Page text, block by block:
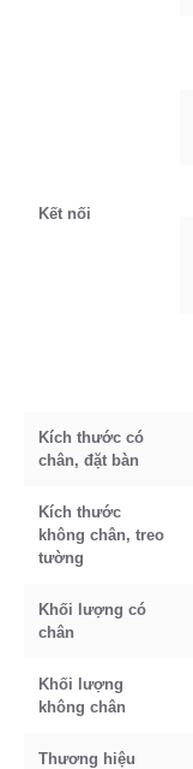
Kết nối
Kích thước có
chân, đặt bàn
Kích thước
không chân, treo
tường
Khối lượng có
chân
Khối lượng
không chân
Thương hiệu